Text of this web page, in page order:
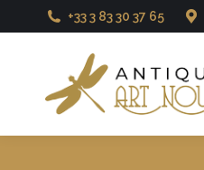
+33 3 83 30 37 65